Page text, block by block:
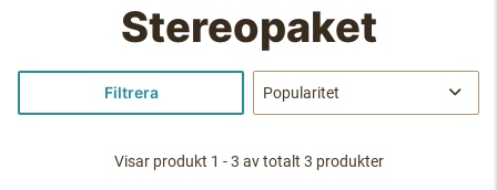
Stereopaket
Filtrera
Visar produkt 1 - 3 av totalt 3 produkter